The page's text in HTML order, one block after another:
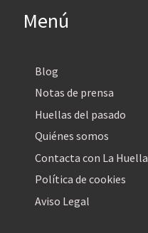
Menú
Blog
Notas de prensa
Huellas del pasado
Quiénes somos
Contacta con La Huella
Política de cookies
Aviso Legal